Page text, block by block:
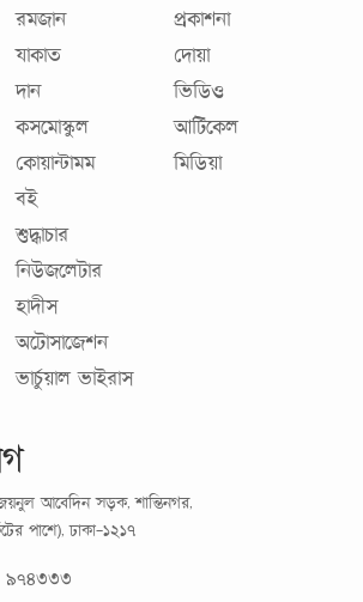
রমজান
যাকাত
দান
কসমোস্কুল
কোয়ান্টামম
প্রকাশনা
দোয়া
ভিডিও
আর্টিকেল
মিডিয়া
বই
শুদ্ধাচার
নিউজলেটার
হাদীস
অটোসাজেশন
ভার্চুয়াল ভাইরাস
জয়নুল আবেদিন সড়ক, শান্তিনগর,
পাশে), ঢাকা-১২১৭
৯৭৪৩৩৩